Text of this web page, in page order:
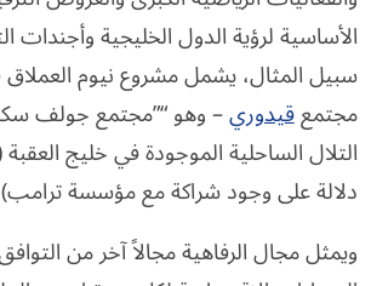
الأساسية لرؤية الدول الخليجية وأجندات
سبيل المثال، يشمل مشروع نيوم
مجتمعقيدوري– وهو “”مجتمع جولف
التلال الساحلية الموجودة في خليج
دلالة على وجود شراكة مع مؤسسة
ويمثل مجال الرفاهية مجالاً آخر من